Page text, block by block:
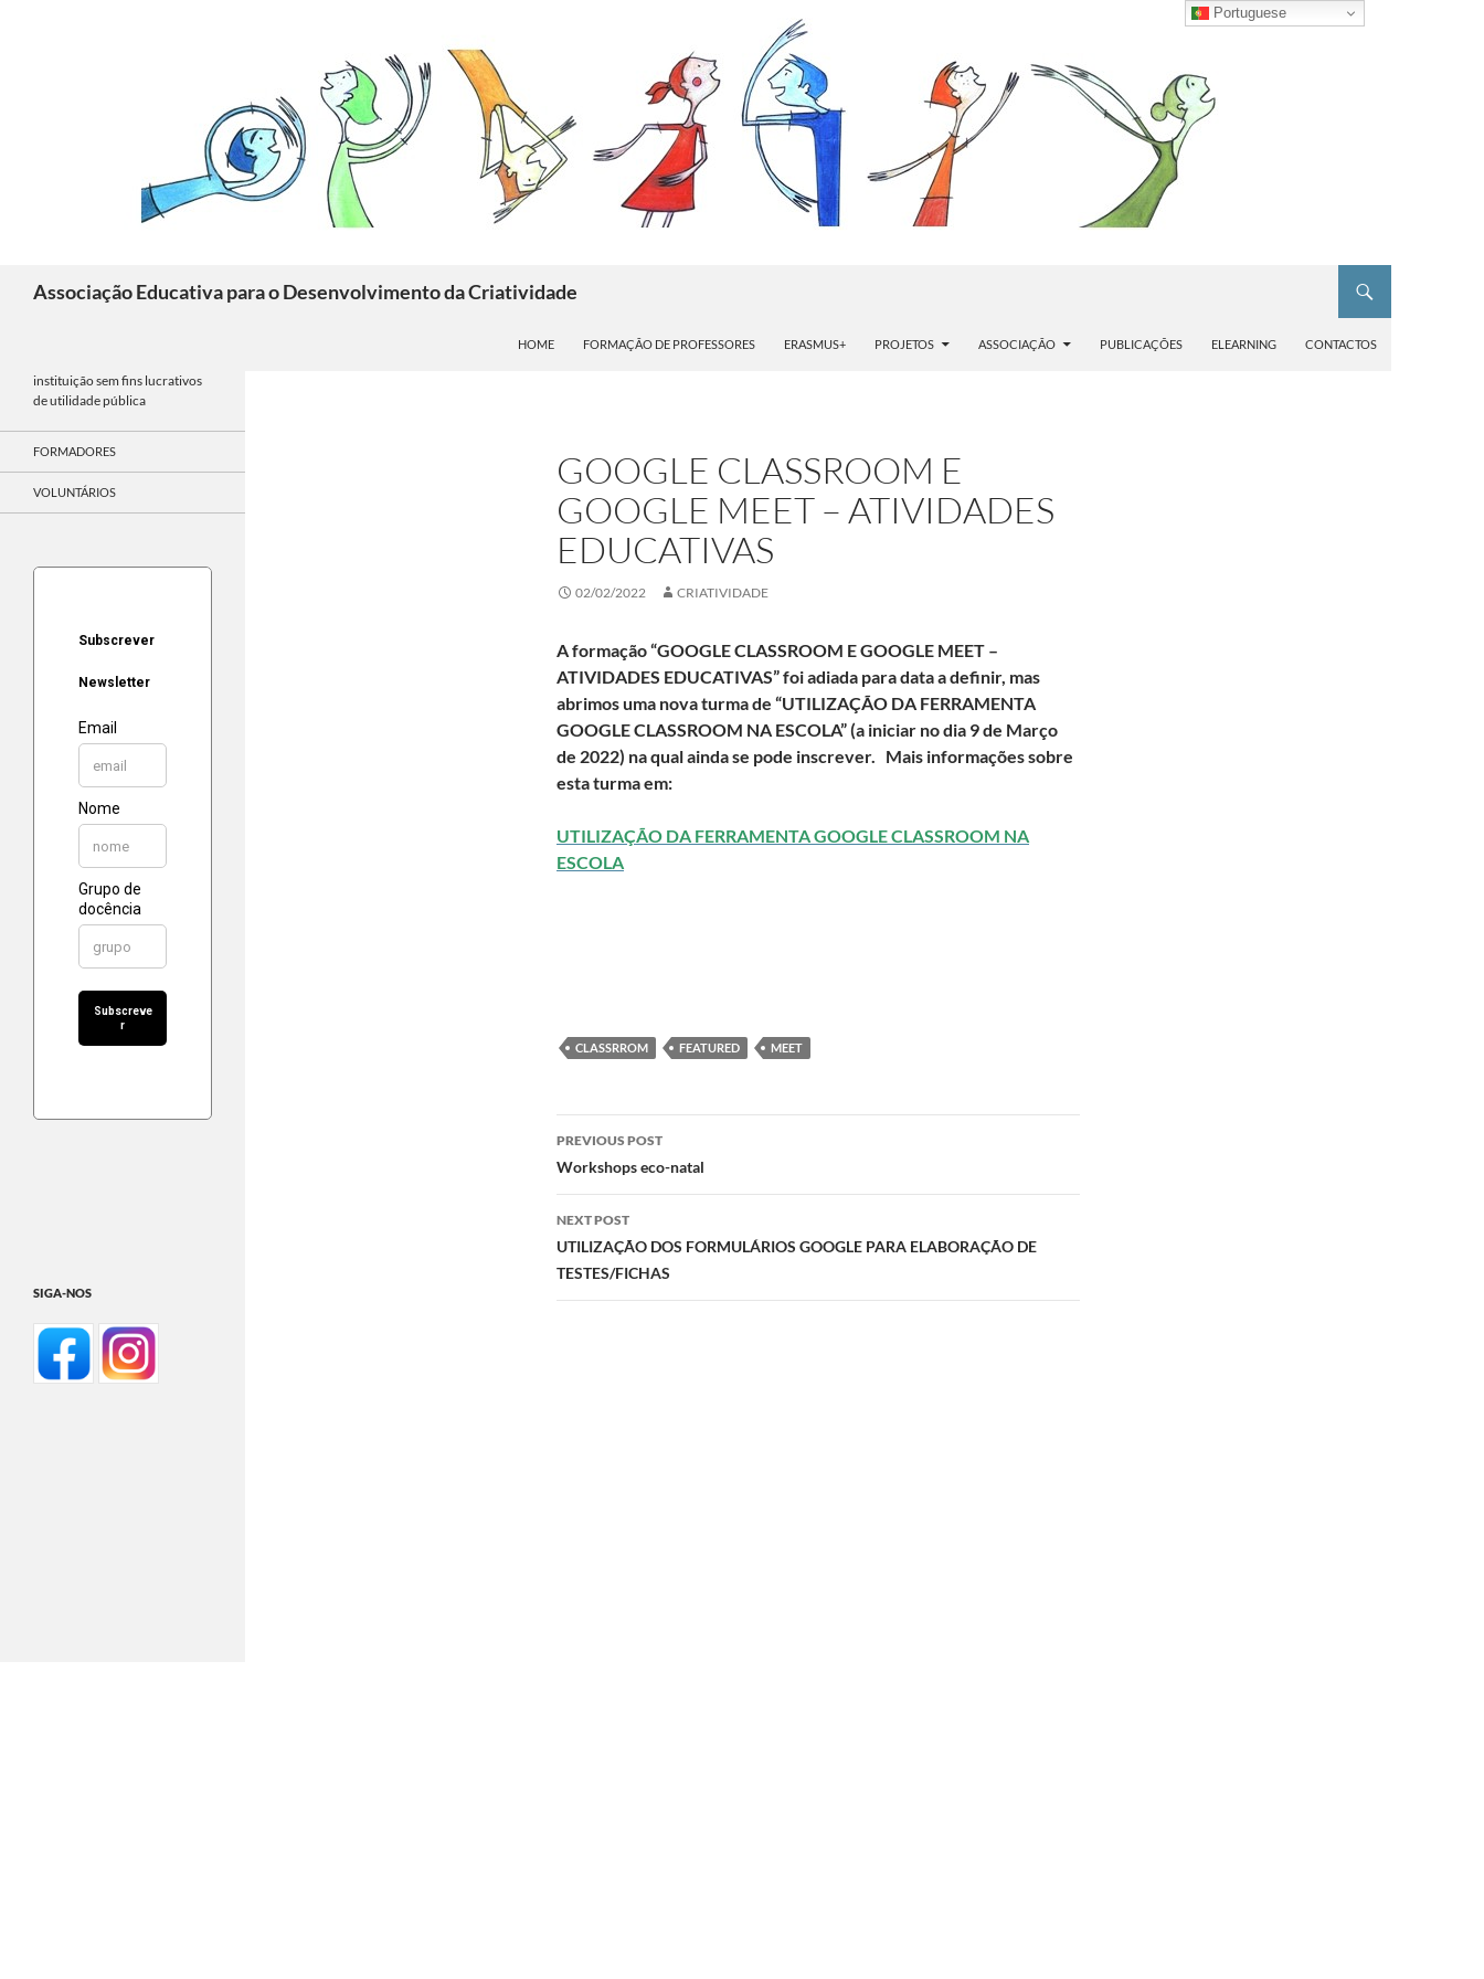
Associação Educativa para o Desenvolvimento da Criatividade
HOME FORMAÇÃO DE PROFESSORES ERASMUS+ PROJETOS ASSOCIAÇÃO PUBLICAÇÕES ELEARNING CONTACTOS
GOOGLE CLASSROOM E
GOOGLE MEET – ATIVIDADES
EDUCATIVAS
02/02/2022 CRIATIVIDADE
A formação “GOOGLE CLASSROOM E GOOGLE MEET –
ATIVIDADES EDUCATIVAS” foi adiada para data a definir, mas
abrimos uma nova turma de “UTILIZAÇÃO DA FERRAMENTA
GOOGLE CLASSROOM NA ESCOLA” (a iniciar no dia 9 de Março
de 2022) na qual ainda se pode inscrever. Mais informações sobre
esta turma em:
UTILIZAÇÃO DA FERRAMENTA GOOGLE CLASSROOM NA
ESCOLA
CLASSRROM FEATURED MEET
Post
navigation
PREVIOUS POST
Workshops eco-natal
NEXT POST
UTILIZAÇÃO DOS FORMULÁRIOS GOOGLE PARA ELABORAÇÃO DE
TESTES/FICHAS
instituição sem fins lucrativos
de utilidade pública
FORMADORES
VOLUNTÁRIOS
SIGA-NOS
Portuguese